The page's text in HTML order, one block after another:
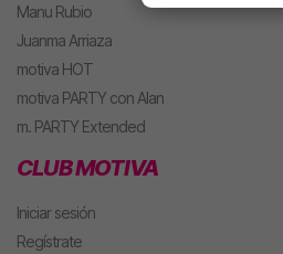
Manu Rubio
Juanma Arriaza
motiva HOT
motiva PARTY con Alan
m. PARTY Extended
CLUB MOTIVA
Iniciar sesión
Regístrate